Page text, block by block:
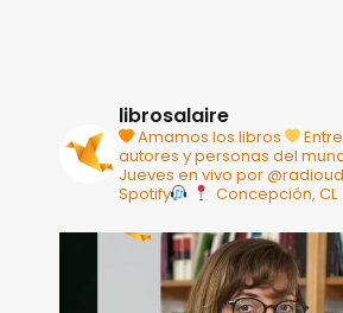
librosalaire
Amamos los libros
autores y personas del
Jueves en vivo por
Spotify
Concepción, CL